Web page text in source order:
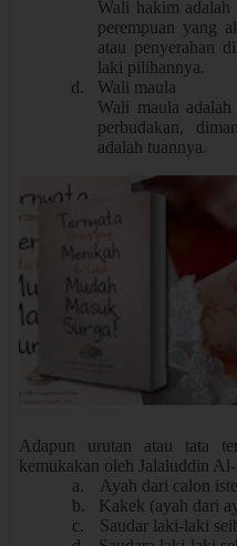
Wali hakim
perempuan yang
atau penyerahan
laki pilihannya.
d.
Wali maula
Wali maula
perbudakan,
adalah tuannya.
Adapun urutan atau tata
kemukakan oleh Jalaluddin
a.
Ayah dari calon
b.
Kakek (ayah dari
c.
Saudar laki-laki